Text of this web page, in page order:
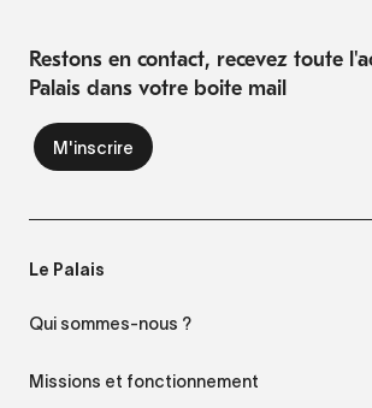
Restons en contact, recevez toute
Palais dans votre boite mail
Le Palais
Qui sommes-nous ?
Missions et fonctionnement